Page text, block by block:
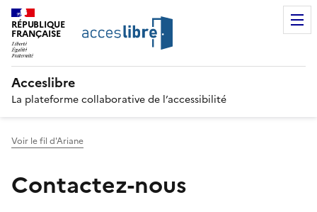
RÉPUBLIQUE
FRANÇAISE
Acceslibre
La plateforme collaborative de l’accessibilité
Voir le fil d'Ariane
Contactez-nous